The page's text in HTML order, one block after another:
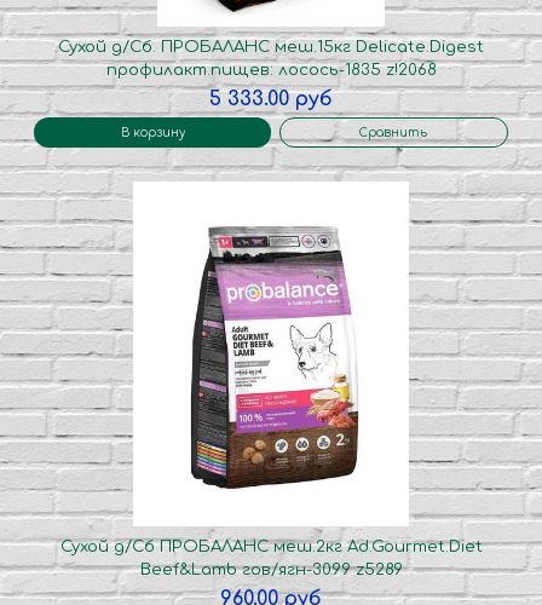
Сухой д/Сб. ПРОБАЛАНС меш.15кг Delicate.Digest
профилакт.пищев: лосось-1835 z!2068
5 333.00 руб
В корзину Сравнить
Сухой д/Сб ПРОБАЛАНС меш.2кг Ad.Gourmet.Diet
Beef&Lamb гов/ягн-3099 z5289
960.00 руб